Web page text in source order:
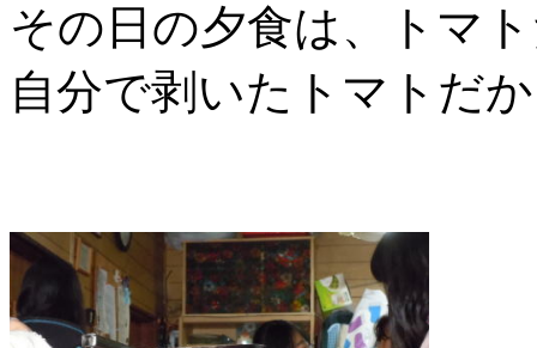
その日の夕食は、トマ
自分で剥いたトマトだ